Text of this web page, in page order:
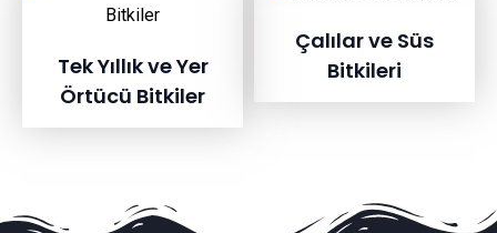
Tek Yıllık ve Yer
Örtücü Bitkiler
Çalılar ve Süs
Bitkileri